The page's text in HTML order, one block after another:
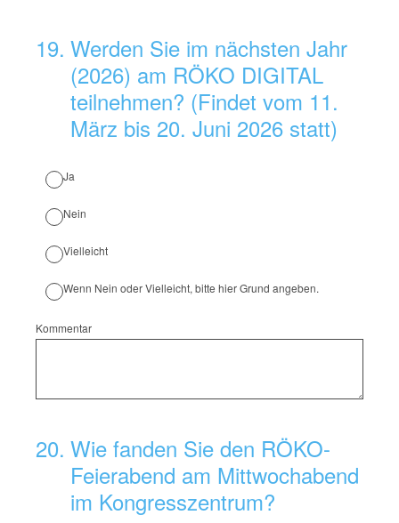
19. Werden Sie im nächsten Jahr
(2026) am RÖKO DIGITAL
teilnehmen? (Findet vom 11.
März bis 20. Juni 2026 statt)
Ja
Nein
Vielleicht
Wenn Nein oder Vielleicht, bitte hier Grund angeben.
Kommentar
20. Wie fanden Sie den RÖKO-
Feierabend am Mittwochabend
im Kongresszentrum?